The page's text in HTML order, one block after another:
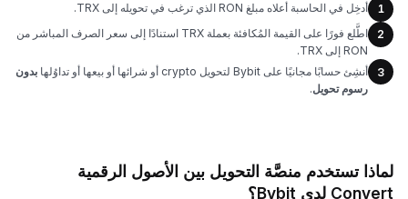
1
أدخِل في الحاسبة أعلاه مبلغ RON الذي ترغب في تحويله إلى TRX.
2
اطَّلع فورًا على القيمة المُكافئة بعملة TRX استنادًا إلى سعر الصرف المباشر من
RON إلى TRX.
3
أنشِئ حسابًا مجانيًا على Bybit لتحويل crypto أو شرائها أو بيعها أو تداوُلها
بدون
رسوم تحويل.
لماذا تستخدم منصَّة التحويل بين الأصول الرقمية
Convert لدى Bybit؟